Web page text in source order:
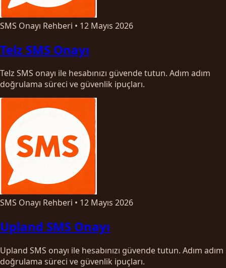
SMS Onayı Rehberi • 12 Mayıs 2026
Telz SMS Onayı
Telz SMS onayı ile hesabınızı güvende tutun. Adım adım
doğrulama süreci ve güvenlik ipuçları.
SMS Onayı Rehberi • 12 Mayıs 2026
Upland SMS Onayı
Upland SMS onayı ile hesabınızı güvende tutun. Adım adım
doğrulama süreci ve güvenlik ipuçları.